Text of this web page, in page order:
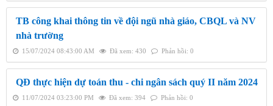
TB công khai thông tin về đội ngũ nhà giáo, CBQL và NV
nhà trường
15/07/2024 08:43:00 AM Đã xem: 430 Phản hồi: 0
QĐ thực hiện dự toán thu - chi ngân sách quý II năm 2024
11/07/2024 03:23:00 PM Đã xem: 394 Phản hồi: 0